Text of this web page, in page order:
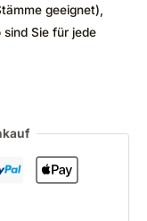
geeignet),
Sie für jede